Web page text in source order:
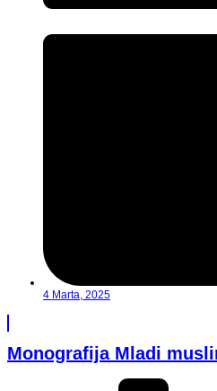
4 Marta, 2025
Monografija Mladi